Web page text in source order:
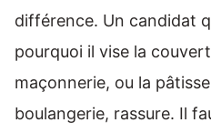
différence. Un candidat
pourquoi il vise la
maçonnerie, ou la
boulangerie, rassure. Il